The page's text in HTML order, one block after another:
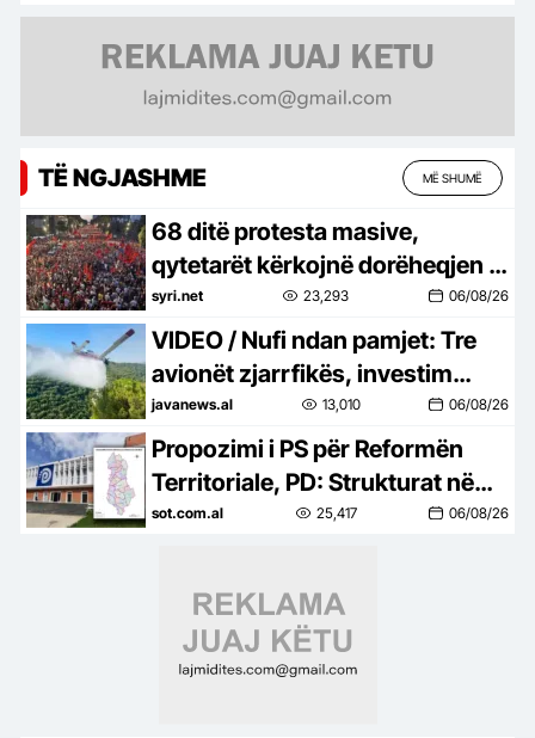
TË NGJASHME MË SHUMË
68 ditë protesta masive,
qytetarët kërkojnë dorëheqjen e
Ramës dhe hetimin e tij nga
SPAK-u
syri.net 23,293 06/08/26
VIDEO / Nufi ndan pamjet: Tre
avionët zjarrfikës, investim
strategjik për sigurinë e
Shqipërisë
javanews.al 13,010 06/08/26
Propozimi i PS për Reformën
Territoriale, PD: Strukturat në
degë të mblidhen urgjentisht
sot.com.al 25,417 06/08/26